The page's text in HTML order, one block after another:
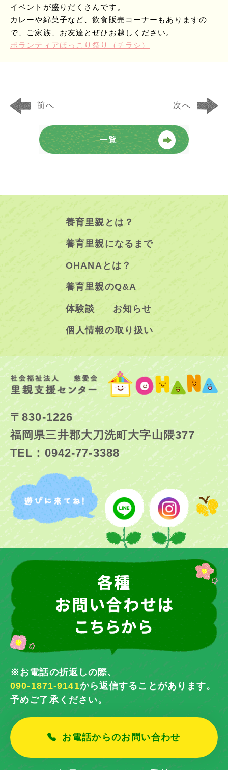
イベントが盛りだくさんです。
カレーや綿菓子など、飲食販売コーナーもありますの
で、ご家族、お友達とぜひお越しください。
ボランティアほっこり祭り（チラシ）
前へ 次へ
養育里親とは？
養育里親になるまで
OHANAとは？
養育里親のQ&A
体験談 お知らせ
個人情報の取り扱い
〒830-1226
福岡県三井郡大刀洗町大字山隈377
TEL：0942-77-3388
※お電話の折返しの際、
090-1871-9141から返信することがあります。
予めご了承ください。
お電話からのお問い合わせ